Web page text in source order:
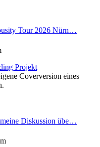
Tour 2026 Nürn…
Projekt
Coverversion eines
Diskussion übe…